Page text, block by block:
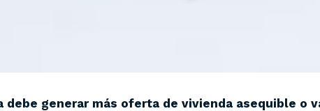
debe generar más oferta de vivienda asequible o